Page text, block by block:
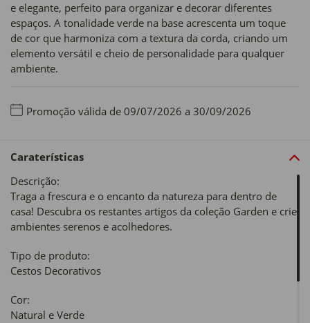
e elegante, perfeito para organizar e decorar diferentes
espaços. A tonalidade verde na base acrescenta um toque
de cor que harmoniza com a textura da corda, criando um
elemento versátil e cheio de personalidade para qualquer
ambiente.
Promoção válida de 09/07/2026 a 30/09/2026
Caraterísticas
Descrição:
Traga a frescura e o encanto da natureza para dentro de
casa! Descubra os restantes artigos da coleção Garden e crie
ambientes serenos e acolhedores.
Tipo de produto:
Cestos Decorativos
Cor:
Natural e Verde